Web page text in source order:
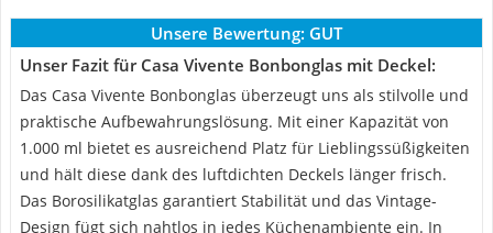
Unsere Bewertung: GUT
Unser Fazit für Casa Vivente Bonbonglas mit Deckel:
Das Casa Vivente Bonbonglas überzeugt uns als stilvolle und
praktische Aufbewahrungslösung. Mit einer Kapazität von
1.000 ml bietet es ausreichend Platz für Lieblingssüßigkeiten
und hält diese dank des luftdichten Deckels länger frisch.
Das Borosilikatglas garantiert Stabilität und das Vintage-
Design fügt sich nahtlos in jedes Küchenambiente ein. In